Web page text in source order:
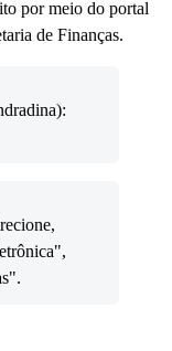
por meio do portal
de Finanças.